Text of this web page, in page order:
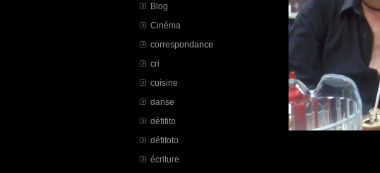
Blog
Cinéma
correspondance
cri
cuisine
danse
défifito
défifoto
écriture